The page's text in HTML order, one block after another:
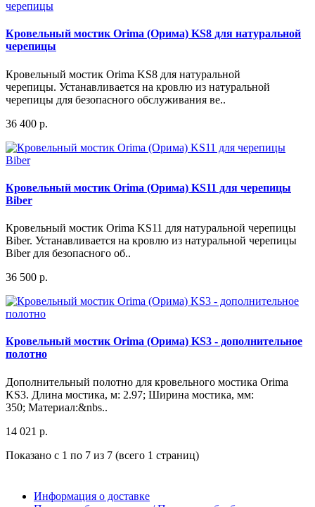
Кровельный мостик Orima (Орима) KS8 для натуральной
черепицы
Кровельный мостик Orima KS8 для натуральной
черепицы. Устанавливается на кровлю из натуральной
черепицы для безопасного обслуживания ве..
36 400 р.
Кровельный мостик Orima (Орима) KS11 для черепицы
Biber
Кровельный мостик Orima KS11 для натуральной черепицы
Biber. Устанавливается на кровлю из натуральной черепицы
Biber для безопасного об..
36 500 р.
Кровельный мостик Orima (Орима) KS3 - дополнительное
полотно
Дополнительный полотно для кровельного мостика Orima
KS3. Длина мостика, м: 2.97; Ширина мостика, мм:
350; Материал:&nbs..
14 021 р.
Показано с 1 по 7 из 7 (всего 1 страниц)
Информация о доставке